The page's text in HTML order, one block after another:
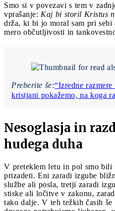
Smo si v povezavi s tem v
vprašanje: Kaj bi storil Kristus
drža, ki bi jo moral sam pri
mero občutljivosti in
Preberite še:“Izredne
kristjani pokažemo, na koga
Nesoglasja in
hudega duha
V preteklem letu in pol smo bili
prizadeti. Eni zaradi izgube
službe ali posla, tretji zaradi
stiske ali ločitve v zakonu,
tako dalje. V teh težkih časih